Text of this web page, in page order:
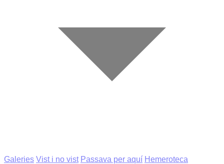
Galeries Vist i no vist Passava per aquí Hemeroteca